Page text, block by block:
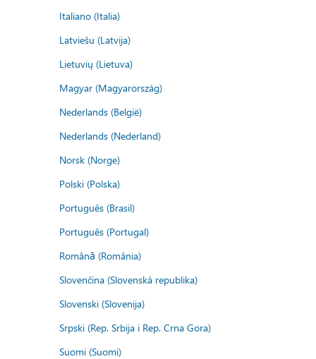
Italiano (Italia)
Latviešu (Latvija)
Lietuvių (Lietuva)
Magyar (Magyarország)
Nederlands (België)
Nederlands (Nederland)
Norsk (Norge)
Polski (Polska)
Português (Brasil)
Português (Portugal)
Română (România)
Slovenčina (Slovenská republika)
Slovenski (Slovenija)
Srpski (Rep. Srbija i Rep. Crna Gora)
Suomi (Suomi)